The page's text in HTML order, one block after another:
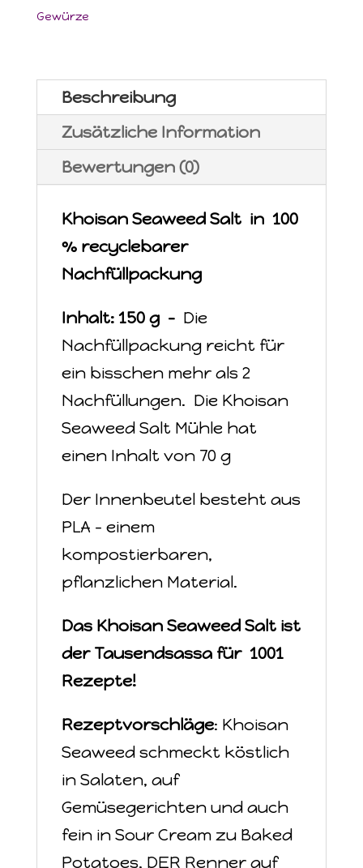
AKTION
Gewürze
Beschreibung
Zusätzliche Information
Bewertungen (0)
Khoisan Seaweed Salt in 100
% recyclebarer
Nachfüllpackung
Inhalt: 150 g - Die
Nachfüllpackung reicht für
ein bisschen mehr als 2
Nachfüllungen. Die Khoisan
Seaweed Salt Mühle hat
einen Inhalt von 70 g
Der Innenbeutel besteht aus
PLA - einem
kompostierbaren,
pflanzlichen Material.
Das Khoisan Seaweed Salt ist
der Tausendsassa für 1001
Rezepte!
Rezeptvorschläge: Khoisan
Seaweed schmeckt köstlich
in Salaten, auf
Gemüsegerichten und auch
fein in Sour Cream zu Baked
Potatoes, DER Renner auf